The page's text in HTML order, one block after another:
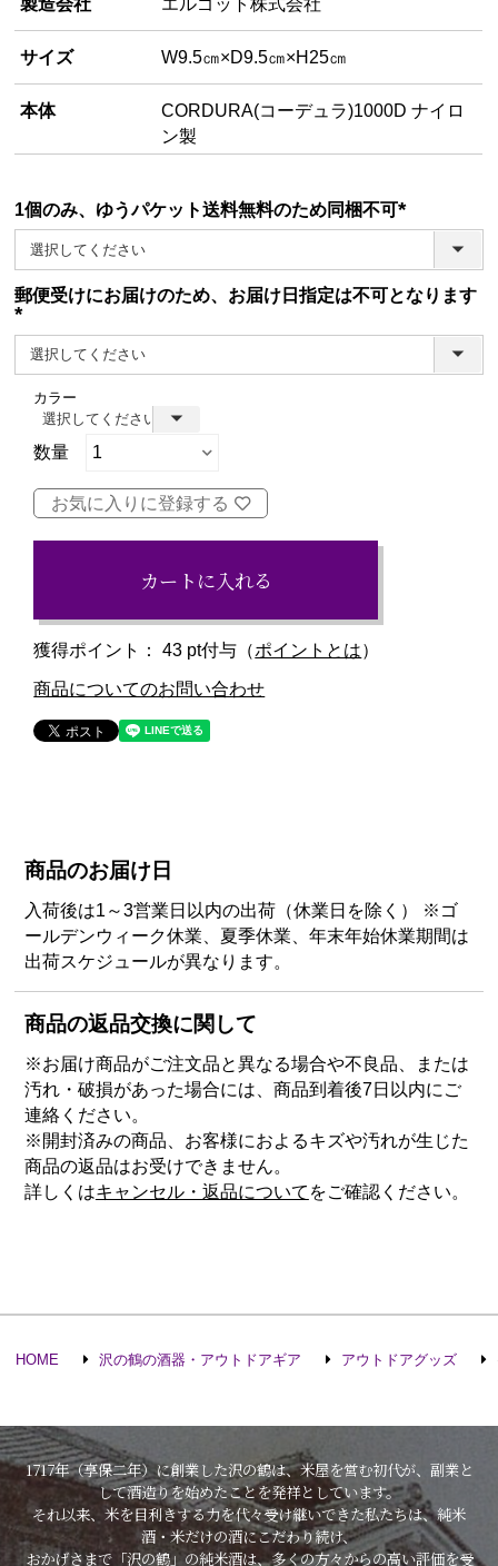
サイズ W9.5㎝×D9.5㎝×H25㎝
本体
CORDURA(コーデュラ)1000D ナイロ
ン製
1個のみ、ゆうパケット送料無料のため同梱不可
(必
郵便受けにお届けのため、お届け日指定は不可となります
(必
須)
カラー
お気に入りに登録する
カートに入れる
獲得ポイント： 43 pt付与（ポイントとは）
商品についてのお問い合わせ
商品のお届け日
入荷後は1～3営業日以内の出荷（休業日を除く） ※ゴ
ールデンウィーク休業、夏季休業、年末年始休業期間は
出荷スケジュールが異なります。
商品の返品交換に関して
※お届け商品がご注文品と異なる場合や不良品、または
汚れ・破損があった場合には、商品到着後7日以内にご
連絡ください。
※開封済みの商品、お客様におよるキズや汚れが生じた
商品の返品はお受けできません。
詳しくはキャンセル・返品について をご確認ください。
HOME 沢の鶴の酒器・アウトドアギア アウトドアグッズ
1717年（享保二年）に創業した沢の鶴は、米屋を営む初代が、副業と
して酒造りを始めたことを発祥としています。
それ以来、米を目利きする力を代々受け継いできた私たちは、純米
酒・米だけの酒にこだわり続け、
おかげさまで「沢の鶴」の純米酒は、多くの方々からの高い評価を受